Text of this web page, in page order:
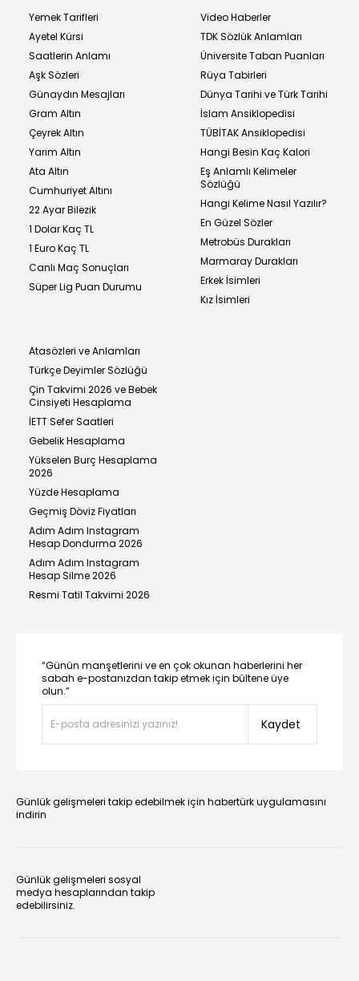
Yemek Tarifleri
Ayetel Kürsi
Saatlerin Anlamı
Aşk Sözleri
Günaydın Mesajları
Gram Altın
Çeyrek Altın
Yarım Altın
Ata Altın
Cumhuriyet Altını
22 Ayar Bilezik
1 Dolar Kaç TL
1 Euro Kaç TL
Canlı Maç Sonuçları
Süper Lig Puan Durumu
Video Haberler
TDK Sözlük Anlamları
Üniversite Taban Puanları
Rüya Tabirleri
Dünya Tarihi ve Türk Tarihi
İslam Ansiklopedisi
TÜBİTAK Ansiklopedisi
Hangi Besin Kaç Kalori
Eş Anlamlı Kelimeler
Sözlüğü
Hangi Kelime Nasıl Yazılır?
En Güzel Sözler
Metrobüs Durakları
Marmaray Durakları
Erkek İsimleri
Kız İsimleri
Atasözleri ve Anlamları
Türkçe Deyimler Sözlüğü
Çin Takvimi 2026 ve Bebek
Cinsiyeti Hesaplama
İETT Sefer Saatleri
Gebelik Hesaplama
Yükselen Burç Hesaplama
2026
Yüzde Hesaplama
Geçmiş Döviz Fiyatları
Adım Adım Instagram
Hesap Dondurma 2026
Adım Adım Instagram
Hesap Silme 2026
Resmi Tatil Takvimi 2026
“Günün manşetlerini ve en çok okunan haberlerini her
sabah e-postanızdan takip etmek için bültene üye
olun.”
Kaydet
Günlük gelişmeleri takip edebilmek için habertürk uygulamasını
indirin
Günlük gelişmeleri sosyal
medya hesaplarından takip
edebilirsiniz.